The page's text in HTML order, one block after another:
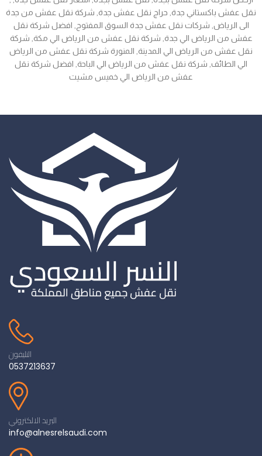
نقل عفش باكستاني جدة, حراج نقل عفش جدة, شركة نقل عفش من جدة
الى الرياض, شركات نقل عفش جدة السوق المفتوح, افضل شركة نقل
عفش من الرياض الي جدة, شركة نقل عفش من الرياض الي مكة, شركة
نقل عفش من الرياض الي المدينة, المنورة شركة نقل عفش من الرياض
الي الطائف, شركة نقل عفش من الرياض الي الباحة, افضل شركة نقل
عفش من الرياض الي خميس مشيت
التليفون
0537213637
البريد الالكتروني
info@alnesrelsaudi.com